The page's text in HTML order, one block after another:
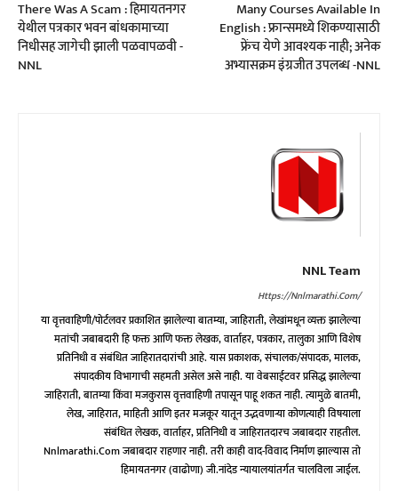
There Was A Scam : हिमायतनगर
येथील पत्रकार भवन बांधकामाच्या
निधीसह जागेची झाली पळवापळवी -
NNL
Many Courses Available In
English : फ्रान्समध्ये शिकण्यासाठी
फ्रेंच येणे आवश्यक नाही; अनेक
अभ्यासक्रम इंग्रजीत उपलब्ध -NNL
NNL Team
Https://nnlmarathi.com/
या वृत्तवाहिणी/पोर्टलवर प्रकाशित झालेल्या बातम्या, जाहिराती, लेखांमधून व्यक्त झालेल्या
मतांची जबाबदारी हि फक्त आणि फक्त लेखक, वार्ताहर, पत्रकार, तालुका आणि विशेष
प्रतिनिधी व संबंधित जाहिरातदारांची आहे. यास प्रकाशक, संचालक/संपादक, मालक,
संपादकीय विभागाची सहमती असेल असे नाही. या वेबसाईटवर प्रसिद्ध झालेल्या
जाहिराती, बातम्या किंवा मजकुरास वृत्तवाहिणी तपासून पाहू शकत नाही. त्यामुळे बातमी,
लेख, जाहिरात, माहिती आणि इतर मजकूर यातून उद्भवणाऱ्या कोणत्याही विषयाला
संबंधित लेखक, वार्ताहर, प्रतिनिधी व जाहिरातदारच जबाबदार राहतील.
Nnlmarathi.com जबाबदार राहणार नाही. तरी काही वाद-विवाद निर्माण झाल्यास तो
हिमायतनगर (वाढोणा) जी.नांदेड न्यायालयांतर्गत चालविला जाईल.